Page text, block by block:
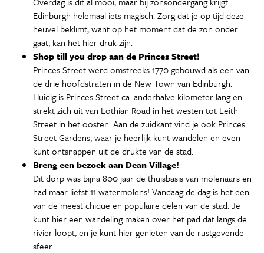
Edinburgh helemaal iets magisch. Zorg dat je op tijd deze
heuvel beklimt, want op het moment dat de zon onder
gaat, kan het hier druk zijn.
Shop till you drop aan de Princes Street!
Princes Street werd omstreeks 1770 gebouwd als een van
de drie hoofdstraten in de New Town van Edinburgh.
Huidig is Princes Street ca. anderhalve kilometer lang en
strekt zich uit van Lothian Road in het westen tot Leith
Street in het oosten. Aan de zuidkant vind je ook Princes
Street Gardens, waar je heerlijk kunt wandelen en even
kunt ontsnappen uit de drukte van de stad.
Breng een bezoek aan Dean Village!
Dit dorp was bijna 800 jaar de thuisbasis van molenaars en
had maar liefst 11 watermolens! Vandaag de dag is het een
van de meest chique en populaire delen van de stad. Je
kunt hier een wandeling maken over het pad dat langs de
rivier loopt, en je kunt hier genieten van de rustgevende
sfeer.